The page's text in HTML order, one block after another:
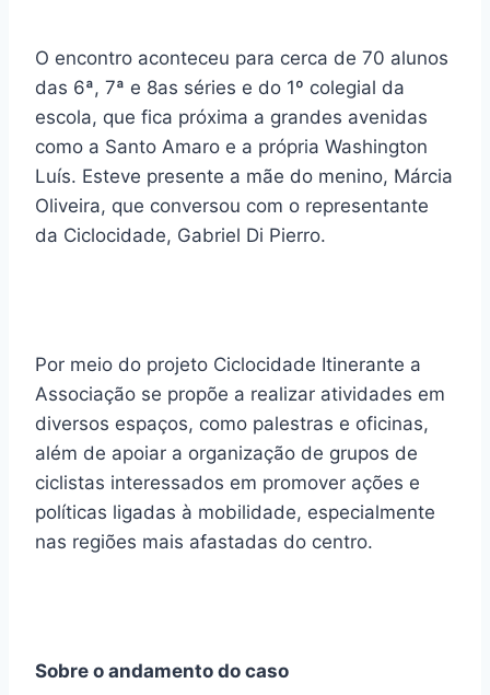
O encontro aconteceu para cerca de 70 alunos
das 6ª, 7ª e 8as séries e do 1º colegial da
escola, que fica próxima a grandes avenidas
como a Santo Amaro e a própria Washington
Luís. Esteve presente a mãe do menino, Márcia
Oliveira, que conversou com o representante
da Ciclocidade, Gabriel Di Pierro.
Por meio do projeto Ciclocidade Itinerante a
Associação se propõe a realizar atividades em
diversos espaços, como palestras e oficinas,
além de apoiar a organização de grupos de
ciclistas interessados em promover ações e
políticas ligadas à mobilidade, especialmente
nas regiões mais afastadas do centro.
Sobre o andamento do caso